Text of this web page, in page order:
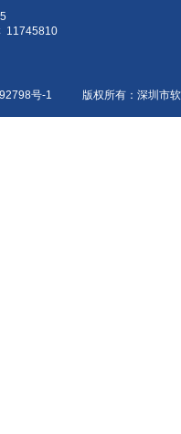
11745810
号-1 版权所有：深圳市软